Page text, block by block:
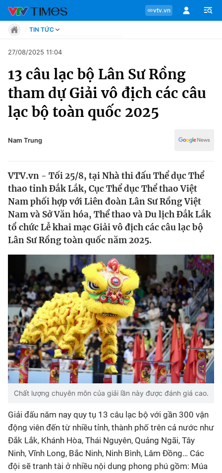
vtv.vn
Chuyên mục
Tin tức
Chân dung
Sự kiện
Bóng đá
Thể thao Điện tử
Các môn khác
VIDEO
Bên lề
TIN TỨC
Move
Phong cách
Chân dung
Sự kiện
Bóng đá
Thể thao điện tử
Video
27/08/2025 11:04
13 câu lạc bộ Lân Sư Rồng
tham dự Giải vô địch các câu
lạc bộ toàn quốc 2025
Nam Trung
VTV.vn - Tối 25/8, tại Nhà thi đấu Thể dục Thể
thao tỉnh Đắk Lắk, Cục Thể dục Thể thao Việt
Nam phối hợp với Liên đoàn Lân Sư Rồng Việt
Nam và Sở Văn hóa, Thể thao và Du lịch Đắk Lắk
tổ chức Lễ khai mạc Giải vô địch các câu lạc bộ
Lân Sư Rồng toàn quốc năm 2025.
Chất lượng chuyên môn của giải lần này được đánh giá cao.
Giải đấu năm nay quy tụ 13 câu lạc bộ với gần 300 vận
động viên đến từ nhiều tỉnh, thành phố trên cả nước như
Đắk Lắk, Khánh Hòa, Thái Nguyên, Quảng Ngãi, Tây
Ninh, Vĩnh Long, Bắc Ninh, Ninh Bình, Lâm Đồng… Các
đội sẽ tranh tài ở nhiều nội dung phong phú gồm: Múa